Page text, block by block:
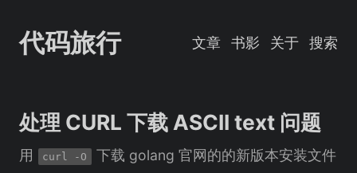
代码旅行 文章 书影 关于 搜索
处理 CURL 下载 ASCII text 问题
用 curl -O
下载 golang 官网的的新版本安装文件